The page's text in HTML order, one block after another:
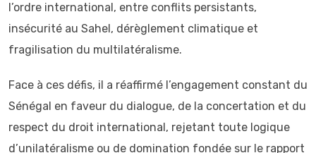
l’ordre international, entre conflits persistants,
insécurité au Sahel, dérèglement climatique et
fragilisation du multilatéralisme.
Face à ces défis, il a réaffirmé l’engagement constant du
Sénégal en faveur du dialogue, de la concertation et du
respect du droit international, rejetant toute logique
d’unilatéralisme ou de domination fondée sur le rapport